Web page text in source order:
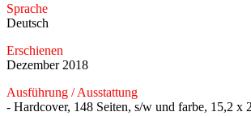
Sprache
Deutsch
Erschienen
Dezember 2018
Ausführung / Ausstattung
- Hardcover, 148 Seiten, s/w und farbe, 15,2 x